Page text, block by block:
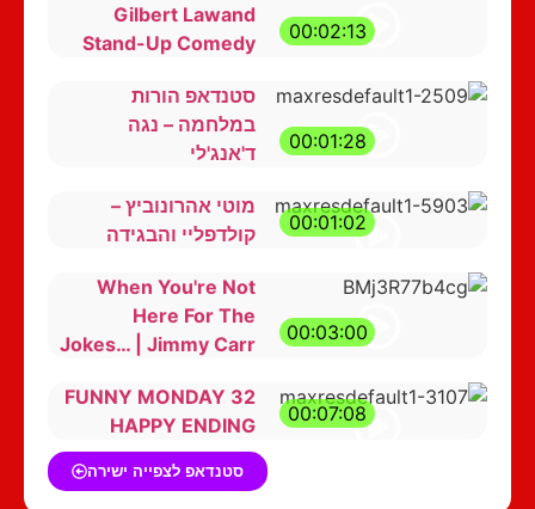
00:02:13
Gilbert Lawand
Stand-Up Comedy
00:01:28
סטנדאפ הורות
במלחמה – נגה
ד'אנג'לי
00:01:02
מוטי אהרונוביץ –
קולדפליי והבגידה
00:03:00
When You're Not
Here For The
Jokes… | Jimmy Carr
00:07:08
FUNNY MONDAY 32
HAPPY ENDING
סטנדאפ לצפייה ישירה